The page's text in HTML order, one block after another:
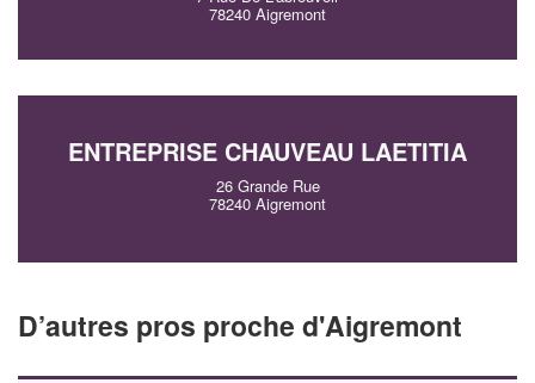
78240 Aigremont
ENTREPRISE CHAUVEAU LAETITIA
26 Grande Rue
78240 Aigremont
D’autres pros proche d'Aigremont